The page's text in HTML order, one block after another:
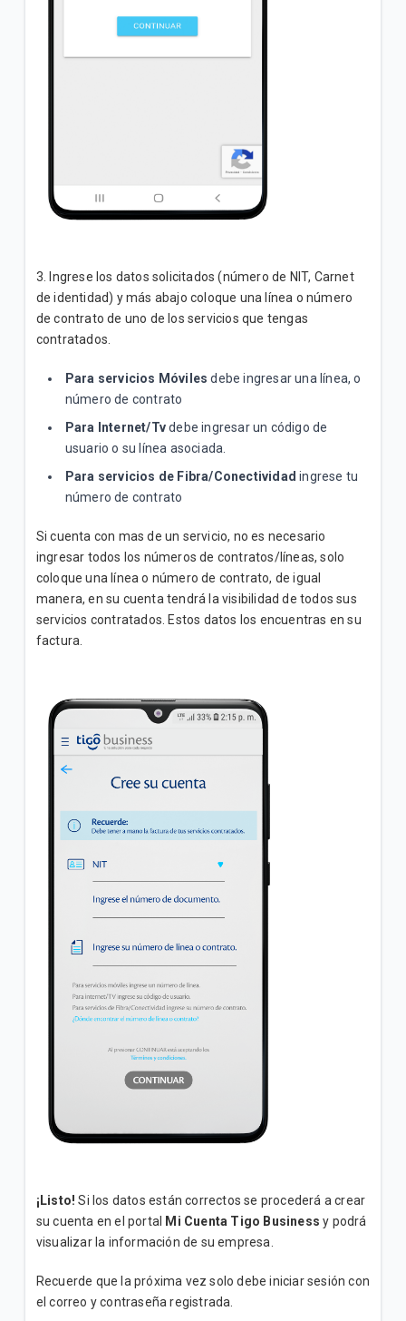
3. Ingrese los datos solicitados (número de NIT, Carnet
de identidad) y más abajo coloque una línea o número
de contrato de uno de los servicios que tengas
contratados.
Para servicios Móvilesdebe ingresar una línea, o
número de contrato
Para Internet/Tvdebe ingresar un código de
usuario o su línea asociada.
Para servicios de Fibra/Conectividadingrese tu
número de contrato
Si cuenta con mas de un servicio, no es necesario
ingresar todos los números de contratos/líneas, solo
coloque una línea o número de contrato, de igual
manera, en su cuenta tendrá la visibilidad de todos sus
servicios contratados. Estos datos los encuentras en su
factura.
¡Listo! Si los datos están correctos se procederá a crear
su cuenta en el portal Mi Cuenta Tigo Business y podrá
visualizar la información de su empresa.
Recuerde que la próxima vez solo debe iniciar sesión con
el correo y contraseña registrada.